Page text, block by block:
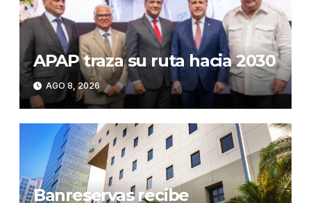
APAP traza su ruta hacia 2030
AGO 8, 2026
Banreservas recibe